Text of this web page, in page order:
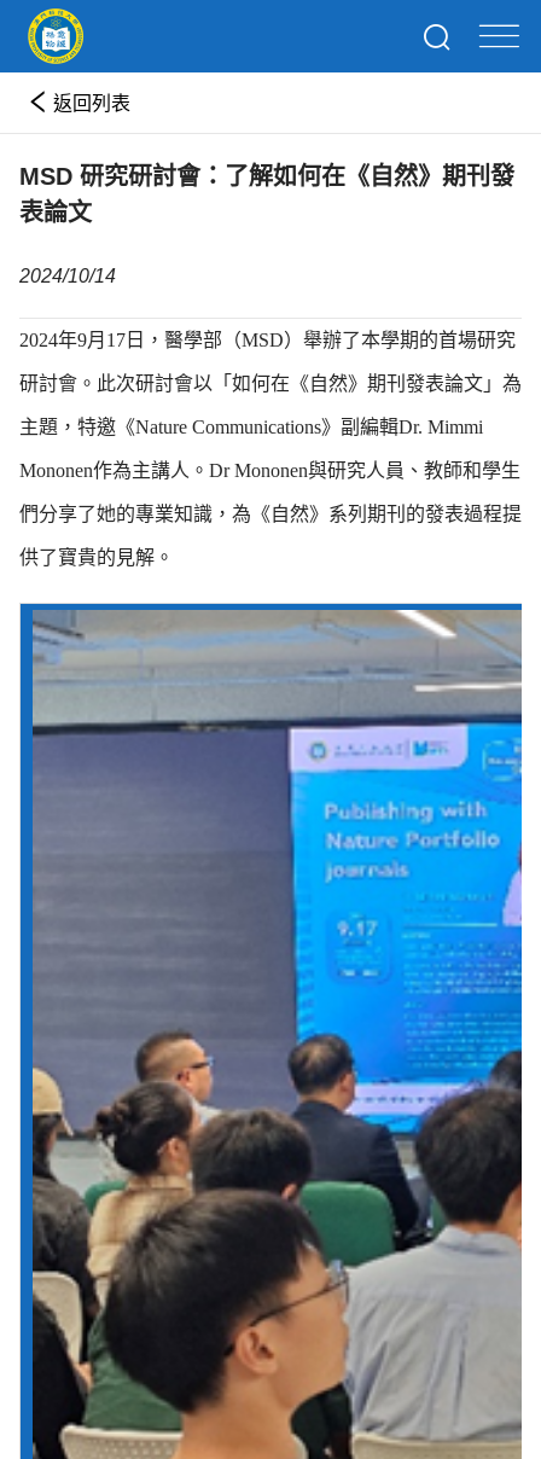
返回列表
MSD 研究研討會：了解如何在《自然》期刊發
表論文
2024/10/14
2024年9月17日，醫學部（MSD）舉辦了本學期的首場研究
研討會。此次研討會以「如何在《自然》期刊發表論文」為
主題，特邀《Nature Communications》副編輯Dr. Mimmi
Mononen作為主講人。Dr Mononen與研究人員、教師和學生
們分享了她的專業知識，為《自然》系列期刊的發表過程提
供了寶貴的見解。